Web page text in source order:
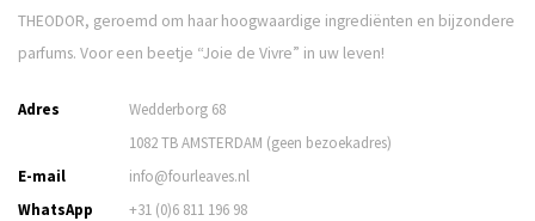
THEODOR, geroemd om haar hoogwaardige ingrediënten en bijzondere
parfums. Voor een beetje “Joie de Vivre” in uw leven!
Adres
Wedderborg 68
1082 TB AMSTERDAM (geen bezoekadres)
E-mail
info@fourleaves.nl
WhatsApp
+31 (0)6 811 196 98